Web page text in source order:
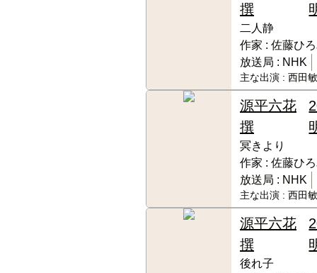
撰
二人静
作家 : 佐藤ひ
放送局 : NHK
主な出演 : 西田
源平六花
撰
冥きより
作家 : 佐藤ひ
放送局 : NHK
主な出演 : 西田
源平六花
撰
後れ子